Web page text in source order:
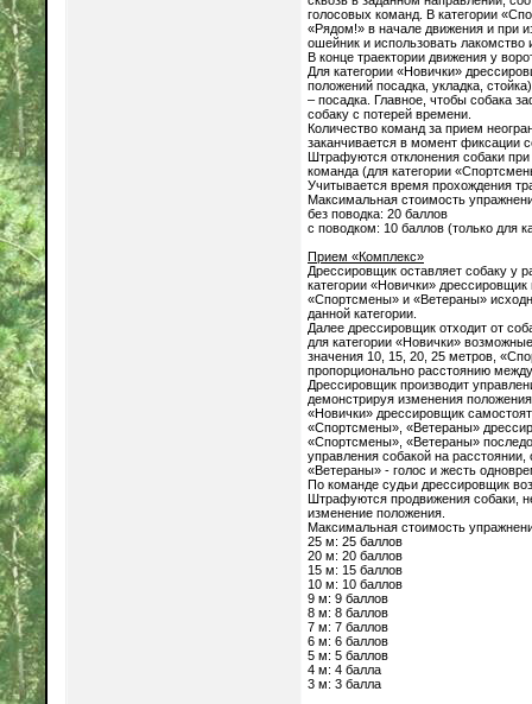
голосовых команд. В категории
«Рядом!» в начале движения и при
ошейник и использовать
В конце траектории движения у
Для категории «Новички»
положений посадка, укладка,
– посадка. Главное, чтобы собака
собаку с потерей времени.
Количество команд за прием
заканчивается в момент фиксации
Штрафуются отклонения собаки
команда (для категории
Учитывается время прохождения
Максимальная стоимость
без поводка: 20 баллов
с поводком: 10 баллов (только для
Прием «Комплекс»
Дрессировщик оставляет собаку у
категории «Новички»
«Спортсмены» и «Ветераны»
данной категории.
Далее дрессировщик отходит от
для категории «Новички»
значения 10, 15, 20, 25 метров,
пропорционально расстоянию
Дрессировщик производит
демонстрируя изменения
«Новички» дрессировщик
«Спортсмены», «Ветераны»
«Спортсмены», «Ветераны»
управления собакой на
«Ветераны» - голос и жесть
По команде судьи дрессировщик
Штрафуются продвижения собаки,
изменение положения.
Максимальная стоимость
25 м: 25 баллов
20 м: 20 баллов
15 м: 15 баллов
10 м: 10 баллов
9 м: 9 баллов
8 м: 8 баллов
7 м: 7 баллов
6 м: 6 баллов
5 м: 5 баллов
4 м: 4 балла
3 м: 3 балла